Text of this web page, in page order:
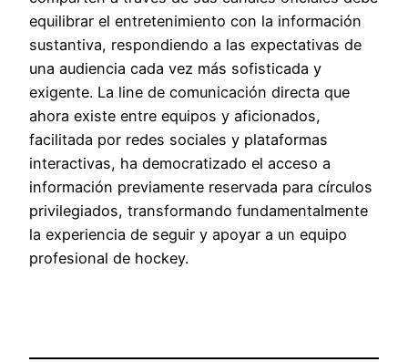
equilibrar el entretenimiento con la información
sustantiva, respondiendo a las expectativas de
una audiencia cada vez más sofisticada y
exigente. La line de comunicación directa que
ahora existe entre equipos y aficionados,
facilitada por redes sociales y plataformas
interactivas, ha democratizado el acceso a
información previamente reservada para círculos
privilegiados, transformando fundamentalmente
la experiencia de seguir y apoyar a un equipo
profesional de hockey.